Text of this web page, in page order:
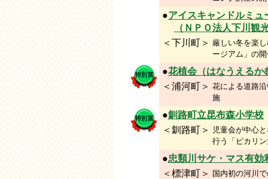
●アイスキャンドルミュ
（ＮＰＯ法人下川観
＜下川町＞ 厳しい冬を楽
ージアム」の
●花植会（はなうえるか
＜浦河町＞ 花による道路
施
●釧路町立昆布森小学校
＜釧路町＞
児童会が中心
行う「ピカリ
●忠類川サケ・マス有効
＜標津町＞
国内初の河川